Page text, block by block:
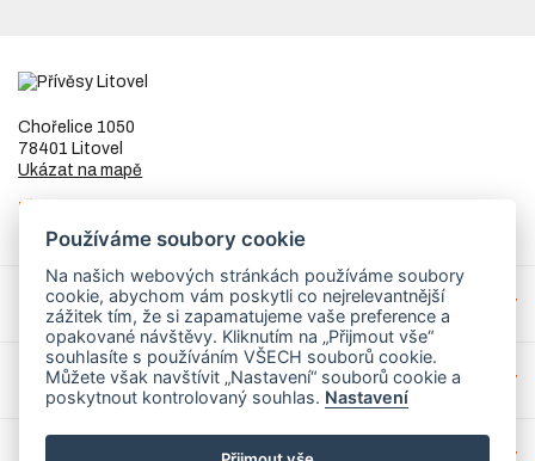
Chořelice 1050
78401 Litovel
Ukázat na mapě
IČ
DIČCZ8253255307
Přívěsy a náhradní díly
Servis
Mohlo by Vás zajímat
Používáme soubory cookie
Na našich webových stránkách používáme soubory
cookie, abychom vám poskytli co nejrelevantnější
zážitek tím, že si zapamatujeme vaše preference a
opakované návštěvy. Kliknutím na „Přijmout vše“
souhlasíte s používáním VŠECH souborů cookie.
Můžete však navštívit „Nastavení“ souborů cookie a
poskytnout kontrolovaný souhlas. Nastavení